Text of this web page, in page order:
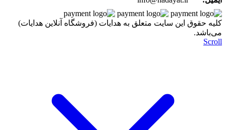
کليه حقوق اين سايت متعلق به هدایات (فروشگاه آنلاین هدایات)
می‌باشد.
Scroll